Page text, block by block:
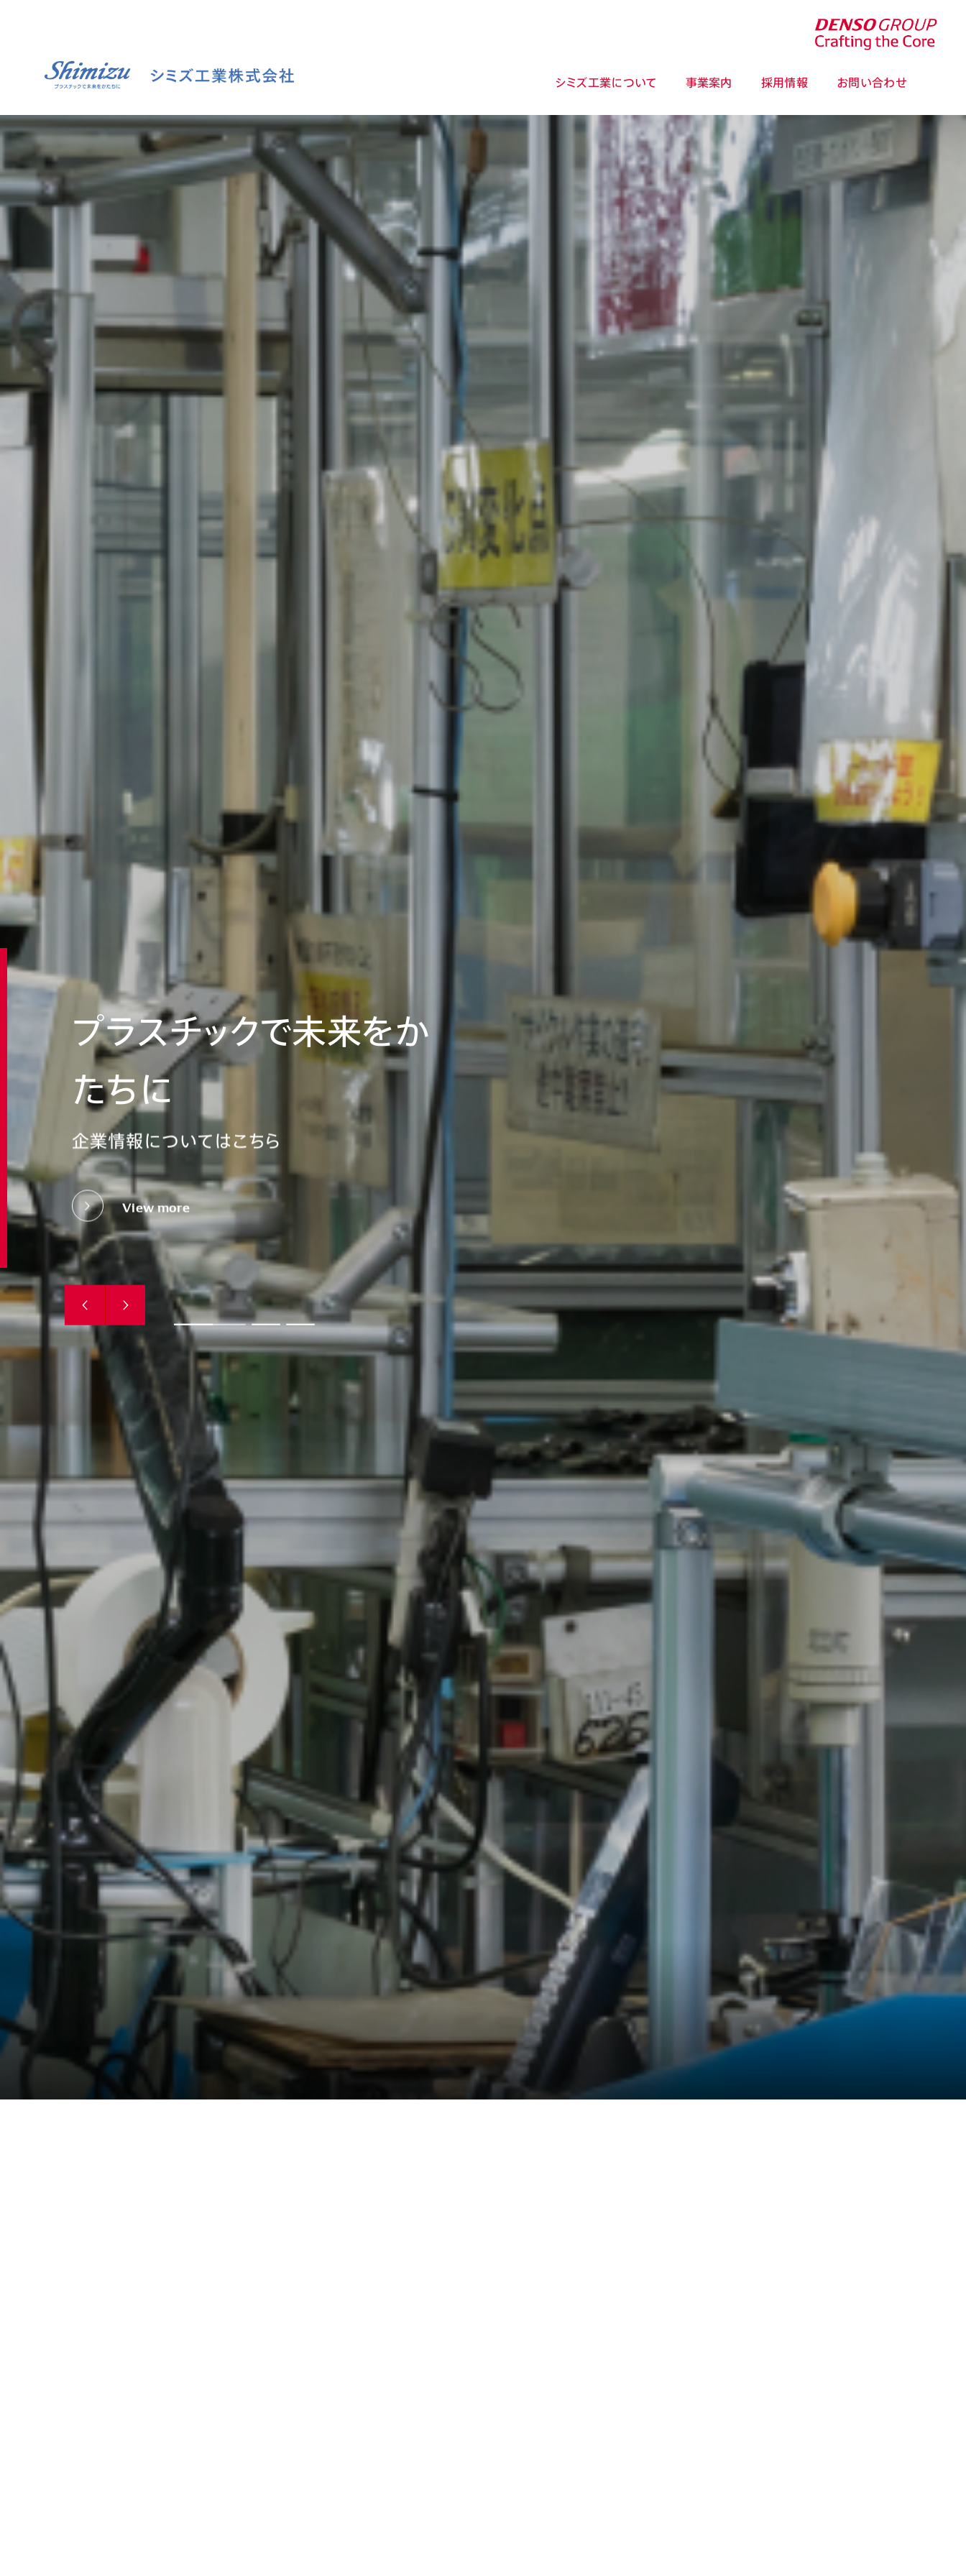
シミズ工業について 事業案内 採用情報 お問い合わせ
プラスチックで未来をか
たちに
企業情報についてはこちら
Viewmore
身近にあるシミズ工業の
ものづくり
技術・製品についてはこちら
Viewmore
誇りに思える仕事がそこ
にはある
採用情報についてはこちら
Viewmore